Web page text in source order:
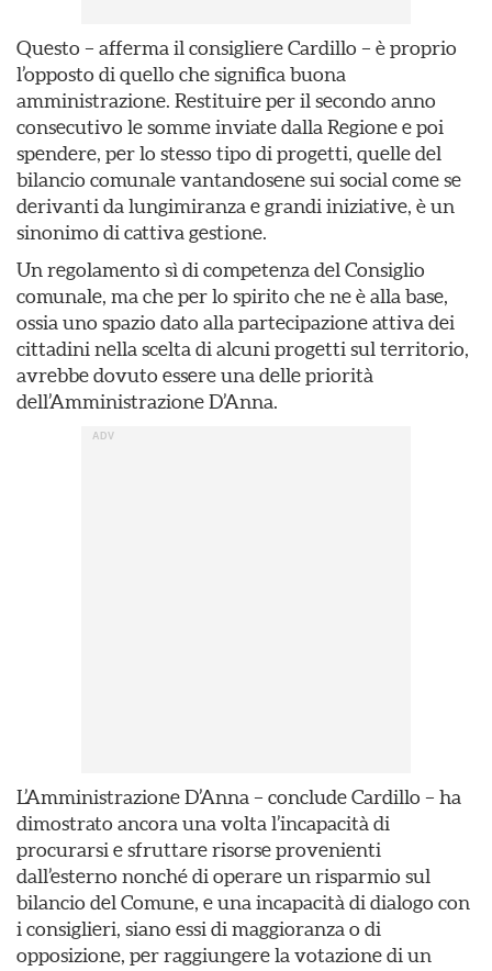
Questo – afferma il consigliere Cardillo – è proprio
l’opposto di quello che significa buona
amministrazione. Restituire per il secondo anno
consecutivo le somme inviate dalla Regione e poi
spendere, per lo stesso tipo di progetti, quelle del
bilancio comunale vantandosene sui social come se
derivanti da lungimiranza e grandi iniziative, è un
sinonimo di cattiva gestione.
Un regolamento sì di competenza del Consiglio
comunale, ma che per lo spirito che ne è alla base,
ossia uno spazio dato alla partecipazione attiva dei
cittadini nella scelta di alcuni progetti sul territorio,
avrebbe dovuto essere una delle priorità
dell’Amministrazione D’Anna.
L’Amministrazione D’Anna – conclude Cardillo – ha
dimostrato ancora una volta l’incapacità di
procurarsi e sfruttare risorse provenienti
dall’esterno nonché di operare un risparmio sul
bilancio del Comune, e una incapacità di dialogo con
i consiglieri, siano essi di maggioranza o di
opposizione, per raggiungere la votazione di un